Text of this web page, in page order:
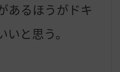
あるほうがドキ
と思う。